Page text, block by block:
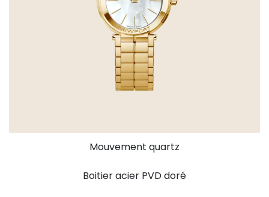
Mouvement quartz
Boitier acier PVD doré